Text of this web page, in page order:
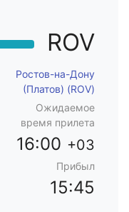
ROV
Ростов-на-Дону
(Платов) (ROV)
Ожидаемое
время прилета
16:00 +03
Прибыл
15:45